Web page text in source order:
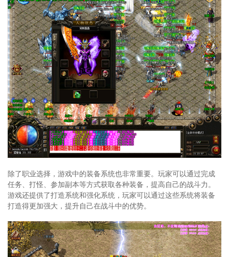
除了职业选择，游戏中的装备系统也非常重要。玩家可以通过完成
任务、打怪、参加副本等方式获取各种装备，提高自己的战斗力。
游戏还提供了打造系统和强化系统，玩家可以通过这些系统将装备
打造得更加强大，提升自己在战斗中的优势。